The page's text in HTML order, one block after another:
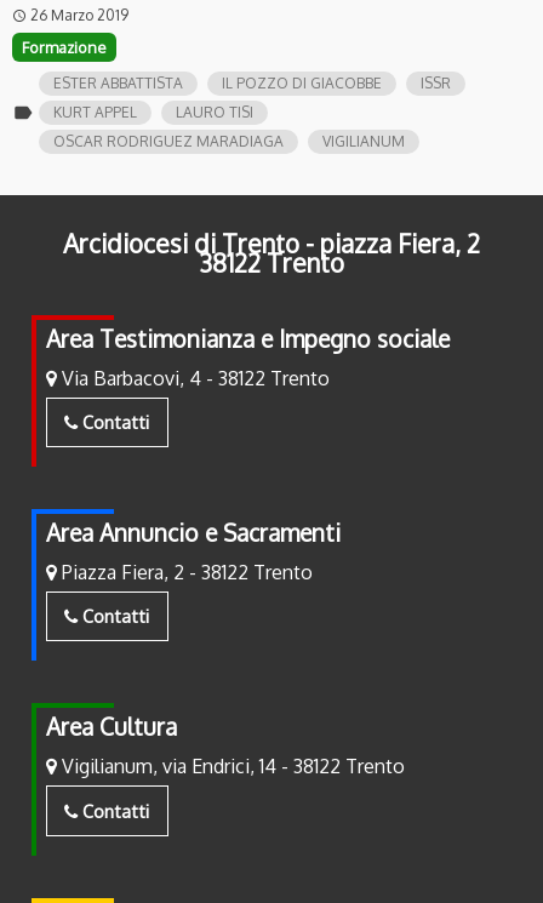
access_time 26 Marzo 2019
Formazione
label
ESTER ABBATTISTA IL POZZO DI GIACOBBE
ISSR
KURT APPEL
LAURO TISI
OSCAR RODRIGUEZ MARADIAGA
VIGILIANUM
Arcidiocesi di Trento - piazza Fiera, 2
38122 Trento
Area Testimonianza e Impegno sociale
Via Barbacovi, 4 - 38122 Trento
Contatti
Area Annuncio e Sacramenti
Piazza Fiera, 2 - 38122 Trento
Contatti
Area Cultura
Vigilianum, via Endrici, 14 - 38122 Trento
Contatti